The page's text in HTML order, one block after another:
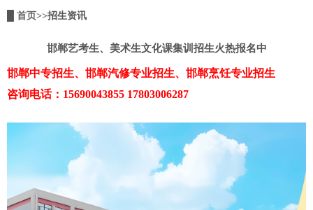
首页>>招生资讯
邯郸艺考生、美术生文化课集训招生火热报名中
邯郸中专招生、邯郸汽修专业招生、邯郸烹饪专业招生
咨询电话：15690043855 17803006287